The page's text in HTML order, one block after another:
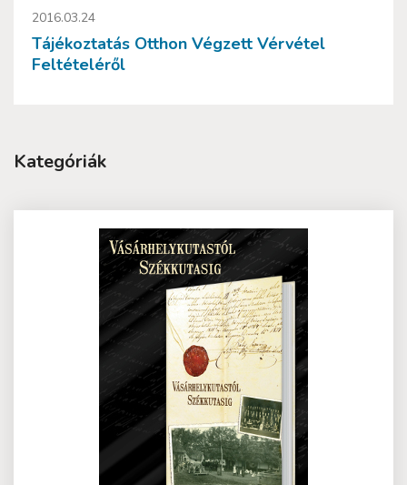
2016.03.24
Tájékoztatás Otthon Végzett Vérvétel
Feltételéről
Kategóriák